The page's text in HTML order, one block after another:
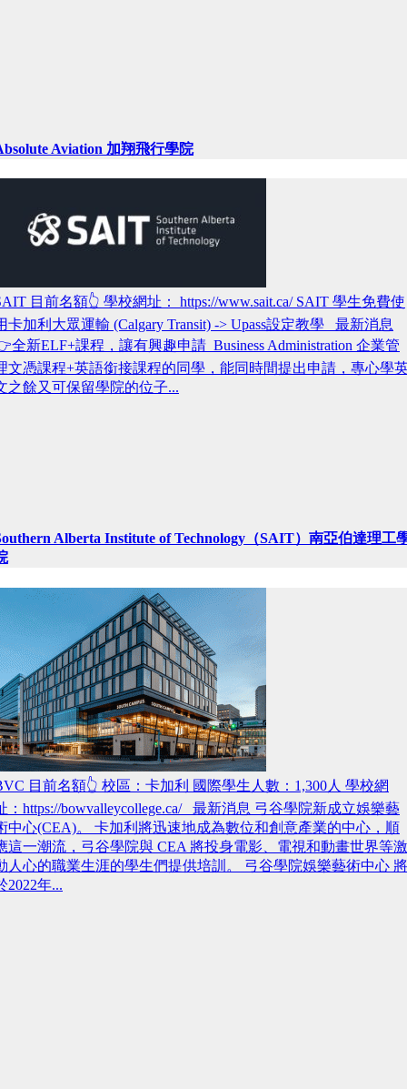
Aviation 加翔飛行學院
目前名額👆 學校網址： https://www.sait.ca/ SAIT 學生免費使
卡加利大眾運輸 (Calgary Transit) -> Upass設定教學 最新消息
全新ELF+課程，讓有興趣申請 Business Administration 企業管
文憑課程+英語銜接課程的同學，能同時間提出申請，專心學
之餘又可保留學院的位子...
Alberta Institute of Technology（SAIT）南亞伯達理工
目前名額👆 校區：卡加利 國際學生人數：1,300人 學校網
：https://bowvalleycollege.ca/ 最新消息 弓谷學院新成立娛樂藝
中心(CEA)。 卡加利將迅速地成為數位和創意產業的中心，順
這一潮流，弓谷學院與 CEA 將投身電影、電視和動畫世界等激
人心的職業生涯的學生們提供培訓。 弓谷學院娛樂藝術中心 將
2022年...